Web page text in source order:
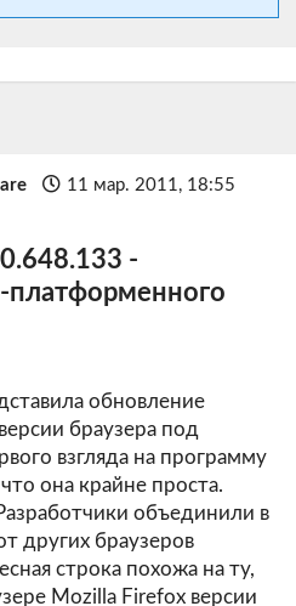
11 мар. 2011, 18:55
-
платформенного
обновление
браузера под
взгляда на программу
она крайне проста.
объединили в
других браузеров
строка похожа на ту,
Mozilla Firefox версии